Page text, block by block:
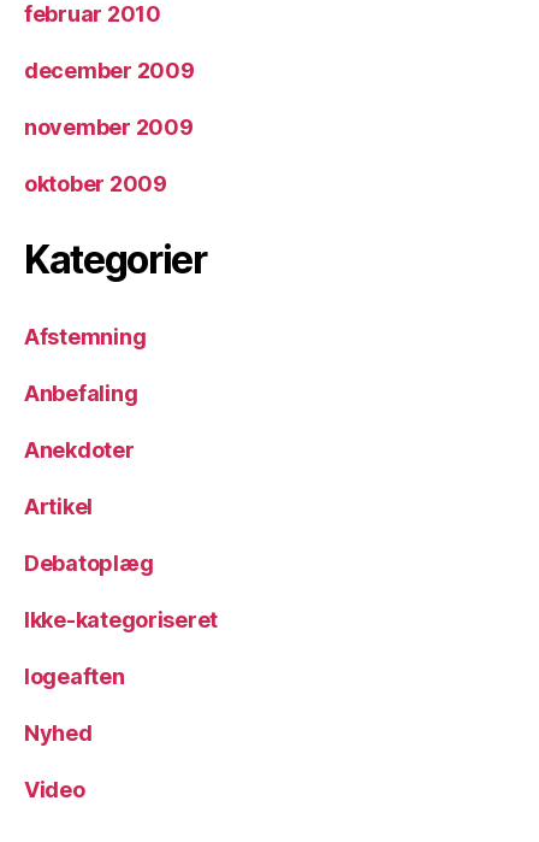
februar 2010
december 2009
november 2009
oktober 2009
Kategorier
Afstemning
Anbefaling
Anekdoter
Artikel
Debatoplæg
Ikke-kategoriseret
logeaften
Nyhed
Video